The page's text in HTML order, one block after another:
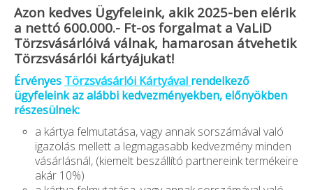
Azon kedves Ügyfeleink, akik 2025-ben elérik
a nettó 600.000.- Ft-os forgalmat a VaLiD
Törzsvásárlóivá válnak, hamarosan átvehetik
Törzsvásárlói kártyájukat!
Érvényes Törzsvásárlói Kártyával rendelkező
ügyfeleink az alábbi kedvezményekben, előnyökben
részesülnek:
a kártya felmutatása, vagy annak sorszámával való
igazolás mellett a legmagasabb kedvezmény minden
vásárlásnál, (kiemelt beszállító partnereink termékeire
akár 10%)